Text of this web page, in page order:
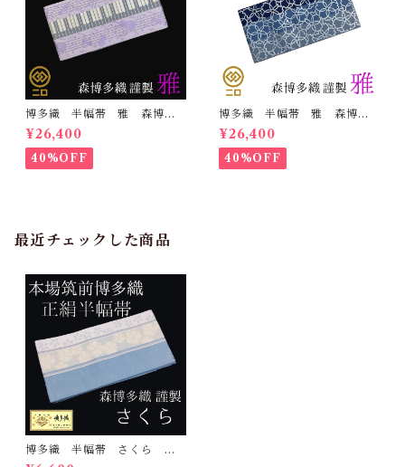
博多織 半幅帯 雅 森博多
織 正絹 リバーシブル 長
さ/3m78cm 日本製 和装
小袋帯 半巾帯
¥26,400
40%OFF
博多織 半幅帯 雅 森博多
織 正絹 リバーシブル 長
さ/3m78cm 日本製 和装
小袋帯 半巾帯
¥26,400
40%OFF
最近チェックした商品
博多織 半幅帯 さくら 森
博多織 正絹 日本製 和